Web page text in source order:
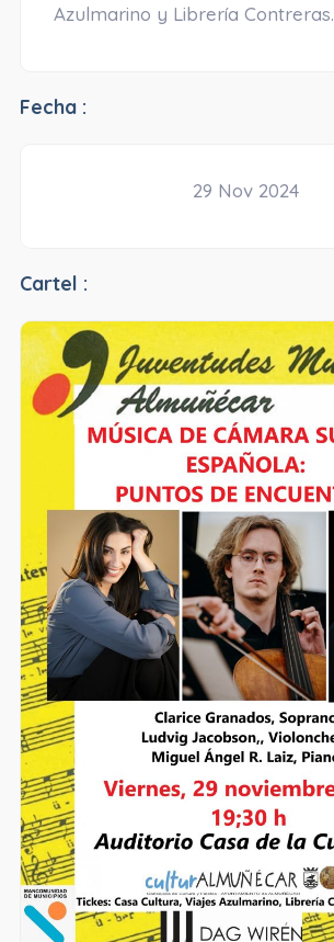
Azulmarino y Librería Contreras.
Fecha :
29 Nov 2024
Cartel :